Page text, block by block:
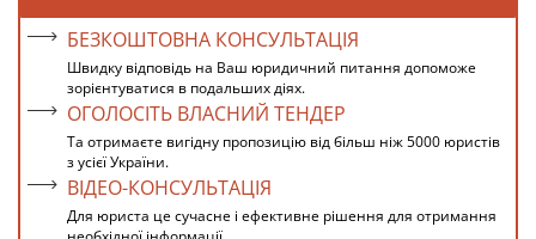
БЕЗКОШТОВНА КОНСУЛЬТАЦІЯ
Швидку відповідь на Ваш юридичний питання допоможе
зорієнтуватися в подальших діях.
ОГОЛОСІТЬ ВЛАСНИЙ ТЕНДЕР
Та отримаєте вигідну пропозицію від більш ніж 5000 юристів
з усієї України.
ВІДЕО-КОНСУЛЬТАЦІЯ
Для юриста це сучасне і ефективне рішення для отримання